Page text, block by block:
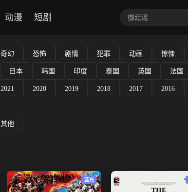
动漫 短剧
奇幻 恐怖 剧情 犯罪 动画 惊悚
日本 韩国 印度 泰国 英国 法国
2021 2020 2019 2018 2017 2016
其他
蓝光